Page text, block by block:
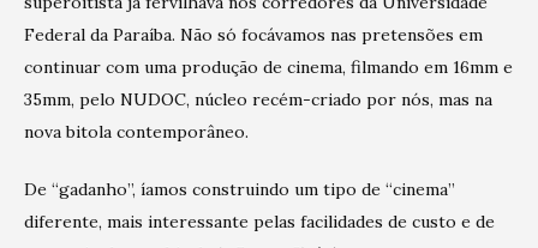
Federal da Paraíba. Não só focávamos nas pretensões em
continuar com uma produção de cinema, filmando em 16mm e
35mm, pelo NUDOC, núcleo recém-criado por nós, mas na
nova bitola contemporâneo.
De “gadanho”, íamos construindo um tipo de “cinema”
diferente, mais interessante pelas facilidades de custo e de